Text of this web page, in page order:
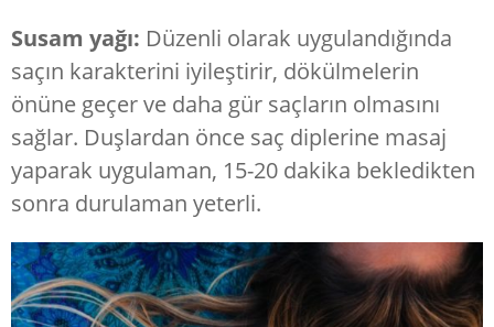
Susam yağı: Düzenli olarak uygulandığında
saçın karakterini iyileştirir, dökülmelerin
önüne geçer ve daha gür saçların olmasını
sağlar. Duşlardan önce saç diplerine masaj
yaparak uygulaman, 15-20 dakika bekledikten
sonra durulaman yeterli.